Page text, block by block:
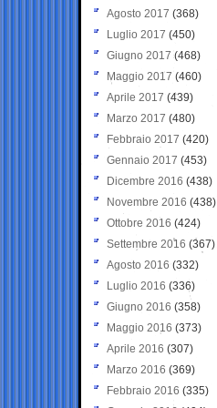
Agosto 2017 (368)
Luglio 2017 (450)
Giugno 2017 (468)
Maggio 2017 (460)
Aprile 2017 (439)
Marzo 2017 (480)
Febbraio 2017 (420)
Gennaio 2017 (453)
Dicembre 2016 (438)
Novembre 2016 (438)
Ottobre 2016 (424)
Settembre 2016 (367)
Agosto 2016 (332)
Luglio 2016 (336)
Giugno 2016 (358)
Maggio 2016 (373)
Aprile 2016 (307)
Marzo 2016 (369)
Febbraio 2016 (335)